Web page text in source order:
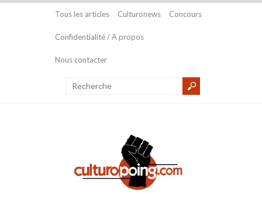
Tous les articles Culturonews Concours
Confidentialité / A propos
Nous contacter